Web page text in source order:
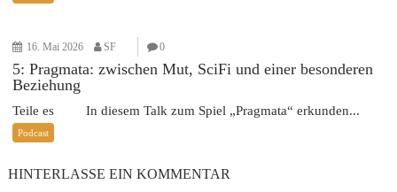
16. Mai 2026 SF 0
5: Pragmata: zwischen Mut, SciFi und einer besonderen
Beziehung
Teile es In diesem Talk zum Spiel „Pragmata“ erkunden...
Podcast
HINTERLASSE EIN KOMMENTAR